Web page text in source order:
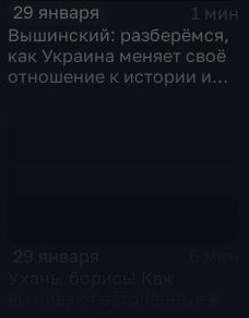
29 января
1 мин
Вышинский: разберёмся,
как Украина меняет своё
отношение к истории и